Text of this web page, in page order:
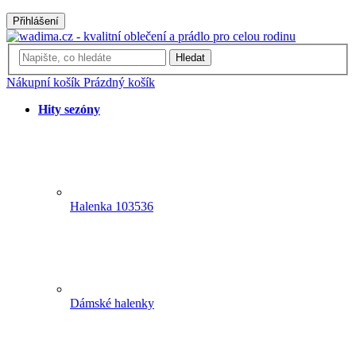
Přihlášení
Hledat
Nákupní košík Prázdný košík
Hity sezóny
Halenka 103536
Dámské halenky